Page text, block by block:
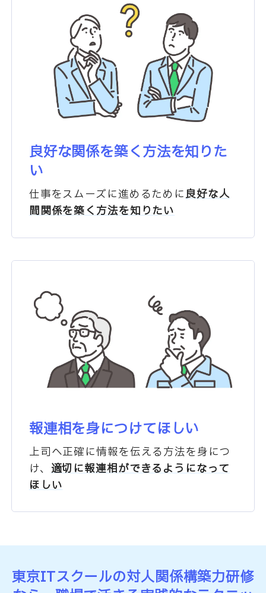
良好な関係を築く方法を知りた
い
仕事をスムーズに進めるために良好な人
間関係を築く方法を知りたい
報連相を身につけてほしい
上司へ正確に情報を伝える方法を身につ
け、 適切に報連相ができるようになって
ほしい
東京ITスクールの対人関係構築力研修